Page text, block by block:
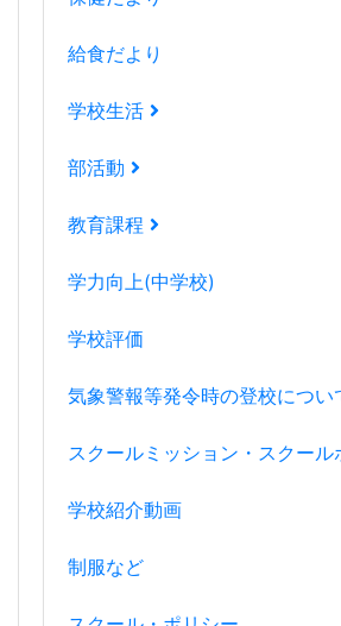
給食だより
学校生活
部活動
教育課程
学力向上(中学校)
学校評価
気象警報等発令時の登校につい
スクールミッション・スクール
学校紹介動画
制服など